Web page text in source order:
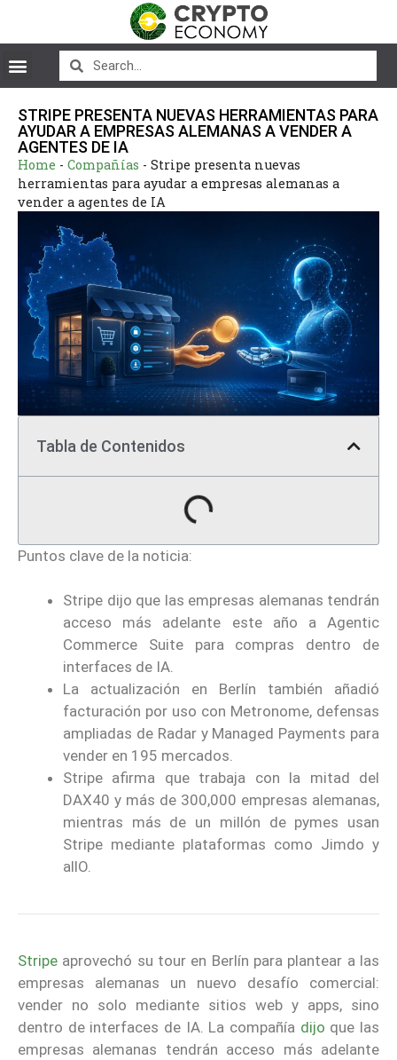
STRIPE PRESENTA NUEVAS HERRAMIENTAS PARA
AYUDAR A EMPRESAS ALEMANAS A VENDER A
AGENTES DE IA
Home - Compañías - Stripe presenta nuevas
herramientas para ayudar a empresas alemanas a
vender a agentes de IA
Tabla de Contenidos
Puntos clave de la noticia:
Stripe dijo que las empresas alemanas tendrán
acceso más adelante este año a Agentic
Commerce Suite para compras dentro de
interfaces de IA.
La actualización en Berlín también añadió
facturación por uso con Metronome, defensas
ampliadas de Radar y Managed Payments para
vender en 195 mercados.
Stripe afirma que trabaja con la mitad del
DAX40 y más de 300,000 empresas alemanas,
mientras más de un millón de pymes usan
Stripe mediante plataformas como Jimdo y
allO.
Stripe aprovechó su tour en Berlín para plantear a las
empresas alemanas un nuevo desafío comercial:
vender no solo mediante sitios web y apps, sino
dentro de interfaces de IA. La compañía dijo que las
empresas alemanas tendrán acceso más adelante